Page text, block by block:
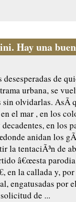
Hay una
desesperadas de
urbana, se
sin olvidarlas. AsÃ­
el mar , en los
en los
anidan los
la tentaciÃ³n de
â€œesta
en la callada y,
engatusadas por
de ...